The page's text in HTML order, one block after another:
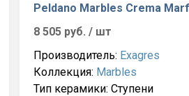
Peldano Marbles Crema
8 505 руб. / шт
Производитель: Exagres
Коллекция: Marbles
Тип керамики: Ступени